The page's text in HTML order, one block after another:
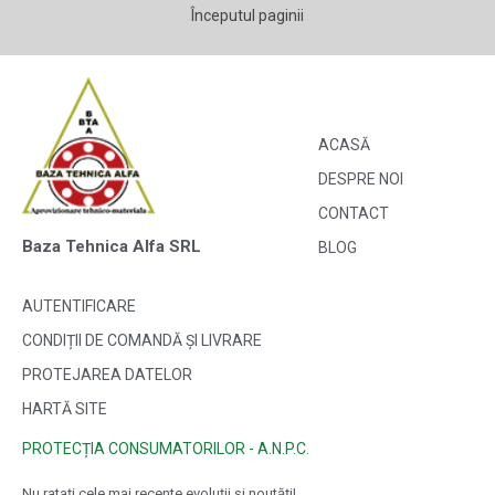
Începutul paginii
Baza Tehnica Alfa SRL
ACASĂ
DESPRE NOI
CONTACT
BLOG
AUTENTIFICARE
CONDIȚII DE COMANDĂ ȘI LIVRARE
PROTEJAREA DATELOR
HARTĂ SITE
PROTECȚIA CONSUMATORILOR - A.N.P.C.